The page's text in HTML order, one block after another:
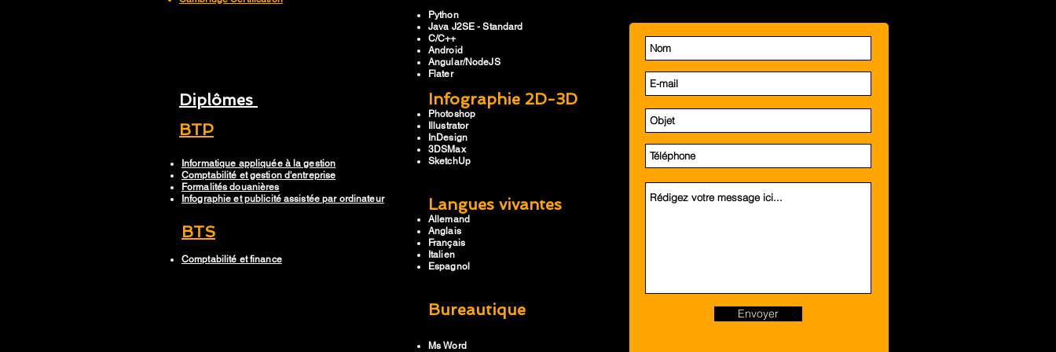
Diplômes
BTP
Python
Java J2SE - Standard
C/C++
Android
Angular/NodeJS
Flater
Langues vivantes
Informatique appliquée à la gestion
Comptabilité et gestion d'entreprise
Formalités douanières
Infographie et publicité assistée par ordinateur
BTS
Infographie 2D-3D
Photoshop
Illustrator
InDesign
3DSMax
SketchUp
Allemand
Anglais
Français
Italien
Espagnol
Bureautique Envoyer
Comptabilité et finance
Ms Word